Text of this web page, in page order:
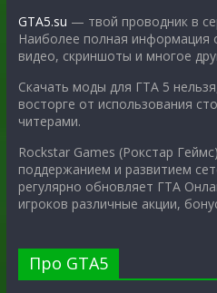
GTA5.su — твой проводник в
Наиболее полная информация
видео, скриншоты и многое
Скачать моды для ГТА 5
восторге от использования
читерами.
Rockstar Games (Рокстар
поддержанием и развитием
регулярно обновляет ГТА
игроков различные акции,
Про GTA5